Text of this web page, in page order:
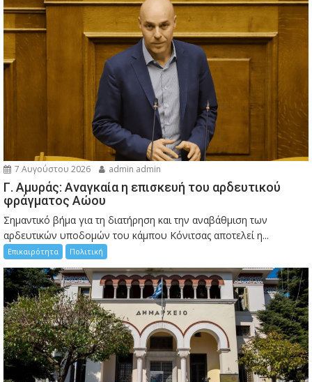
7 Αυγούστου 2026 admin admin
Γ. Αμυράς: Αναγκαία η επισκευή του αρδευτικού
φράγματος Αώου
Σημαντικό βήμα για τη διατήρηση και την αναβάθμιση των
αρδευτικών υποδομών του κάμπου Κόνιτσας αποτελεί η...
Επικαιρότητα Πολιτική